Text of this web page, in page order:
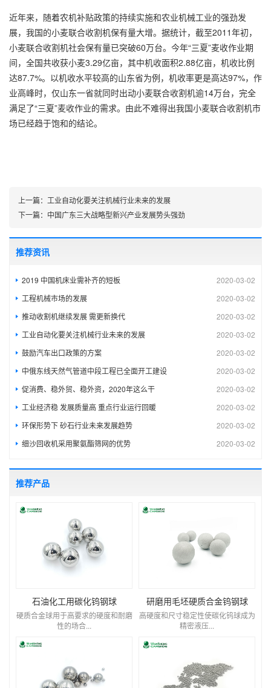
近年来，随着农机补贴政策的持续实施和农业机械工业的强劲发
展，我国的小麦联合收割机保有量大增。据统计，截至2011年初，
小麦联合收割机社会保有量已突破60万台。今年“三夏”麦收作业期
间，全国共收获小麦3.29亿亩，其中机收面积2.88亿亩，机收比例
达87.7%。以机收水平较高的山东省为例，机收率更是高达97%，作
业高峰时，仅山东一省就同时出动小麦联合收割机逾14万台，完全
满足了“三夏”麦收作业的需求。由此不难得出我国小麦联合收割机市
场已经趋于饱和的结论。
上一篇： 工业自动化要关注机械行业未来的发展
下一篇： 中国广东三大战略型新兴产业发展势头强劲
推荐资讯
2020-03-02
2019 中国机床业需补齐的短板
2020-03-02
工程机械市场的发展
2020-03-02
推动收割机继续发展 需更新换代
2020-03-02
工业自动化要关注机械行业未来的发展
2020-03-02
鼓励汽车出口政策的方案
2020-03-02
中俄东线天然气管道中段工程已全面开工建设
2020-03-02
促消费、稳外贸、稳外资，2020年这么干
2020-03-02
工业经济稳 发展质量高 重点行业运行回暖
2020-03-02
环保形势下 砂石行业未来发展趋势
2020-03-02
细沙回收机采用聚氨酯筛网的优势
推荐产品
石油化工用碳化钨钢球
硬质合金球用于高要求的硬度和耐磨
性的场合...
研磨用毛坯硬质合金钨钢球
高硬度和尺寸稳定性使碳化钨球成为
精密液压...